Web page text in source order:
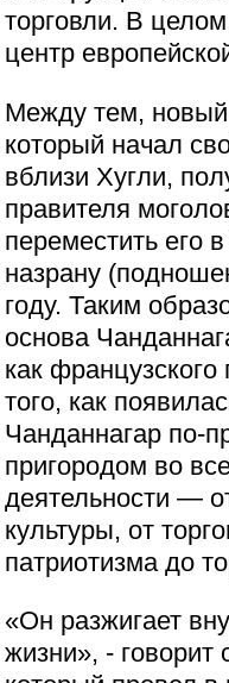
торговли. В
центр
Между тем,
который начал
вблизи Хугли,
правителя
переместить его
назрану
году. Таким
основа
как
того, как
Чанданнагар по-
пригородом во
деятельности —
культуры, от
патриотизма до
«Он разжигает
жизни», - говорит